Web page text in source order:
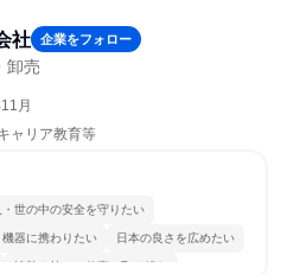
社 企業をフォロー
卸売
月
ャリア教育等
・世の中の安全を守りたい
器に携わりたい 日本の良さを広めたい
情熱を持って仕事に取り組む